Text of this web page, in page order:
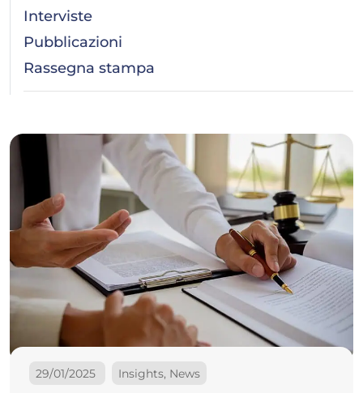
29/01/2025 Insights, News
Interviste
Pubblicazioni
Rassegna stampa